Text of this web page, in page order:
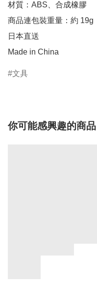
材質：ABS、合成橡膠
商品連包裝重量：約 19g
日本直送
Made in China
文具
你可能感興趣的商品